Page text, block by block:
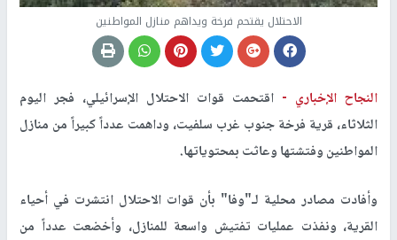
الاحتلال يقتحم فرخة ويداهم منازل المواطنين
النجاح الإخباري - اقتحمت قوات الاحتلال الإسرائيلي، فجر اليوم
الثلاثاء، قرية فرخة جنوب غرب سلفيت، وداهمت عدداً كبيراً من منازل
المواطنين وفتشتها وعاثت بمحتوياتها.
وأفادت مصادر محلية لـ"وفا" بأن قوات الاحتلال انتشرت في أحياء
القرية، ونفذت عمليات تفتيش واسعة للمنازل، وأخضعت عدداً من